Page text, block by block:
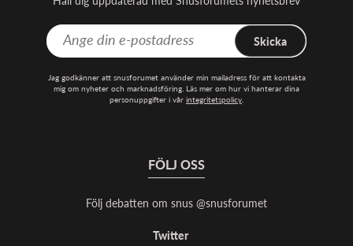
Skicka
Jag godkänner att snusforumet använder min mailadress för att kontakta
mig om nyheter och marknadsföring. Läs mer om hur vi hanterar dina
personuppgifter i vår integritetspolicy.
FÖLJ OSS
Följ debatten om snus @snusforumet
Twitter